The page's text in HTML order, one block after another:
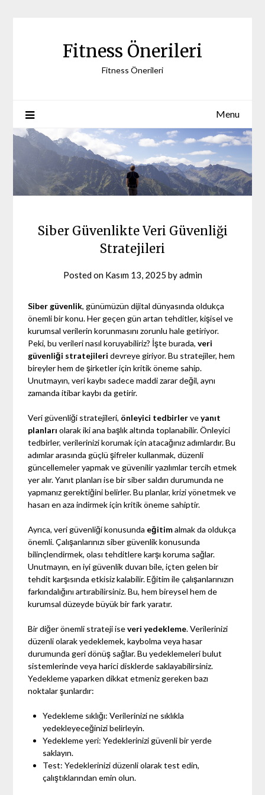
Fitness Önerileri
Fitness Önerileri
Menu
Siber Güvenlikte Veri Güvenliği
Stratejileri
Posted on Kasım 13, 2025 byadmin
Siber güvenlik, günümüzün dijital dünyasında oldukça
önemli bir konu. Her geçen gün artan tehditler, kişisel ve
kurumsal verilerin korunmasını zorunlu hale getiriyor.
Peki, bu verileri nasıl koruyabiliriz? İşte burada,veri
güvenliği stratejileri devreye giriyor. Bu stratejiler, hem
bireyler hem de şirketler için kritik öneme sahip.
Unutmayın, veri kaybı sadece maddi zarar değil, aynı
zamanda itibar kaybı da getirir.
Veri güvenliği stratejileri, önleyici tedbirlerveyanıt
planları olarak iki ana başlık altında toplanabilir. Önleyici
tedbirler, verilerinizi korumak için atacağınız adımlardır. Bu
adımlar arasında güçlü şifreler kullanmak, düzenli
güncellemeler yapmak ve güvenilir yazılımlar tercih etmek
yer alır. Yanıt planları ise bir siber saldırı durumunda ne
yapmanız gerektiğini belirler. Bu planlar, krizi yönetmek ve
hasarı en aza indirmek için kritik öneme sahiptir.
Ayrıca, veri güvenliği konusunda eğitimalmak da oldukça
önemli. Çalışanlarınızı siber güvenlik konusunda
bilinçlendirmek, olası tehditlere karşı koruma sağlar.
Unutmayın, en iyi güvenlik duvarı bile, içten gelen bir
tehdit karşısında etkisiz kalabilir. Eğitim ile çalışanlarınızın
farkındalığını artırabilirsiniz. Bu, hem bireysel hem de
kurumsal düzeyde büyük bir fark yaratır.
Bir diğer önemli strateji iseveri yedekleme. Verilerinizi
düzenli olarak yedeklemek, kaybolma veya hasar
durumunda geri dönüş sağlar. Bu yedeklemeleri bulut
sistemlerinde veya harici disklerde saklayabilirsiniz.
Yedekleme yaparken dikkat etmeniz gereken bazı
noktalar şunlardır:
Yedekleme sıklığı: Verilerinizi ne sıklıkla
yedekleyeceğinizi belirleyin.
Yedekleme yeri: Yedeklerinizi güvenli bir yerde
saklayın.
Test: Yedeklerinizi düzenli olarak test edin,
çalıştıklarından emin olun.